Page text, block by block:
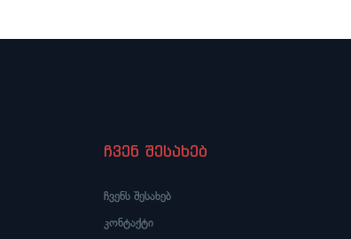
ჩვენ შესახებ
ჩვენს შესახებ
კონტაქტი